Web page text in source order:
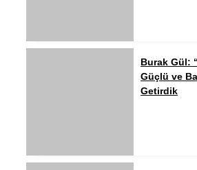
Burak Gül:
Güçlü ve
Getirdik